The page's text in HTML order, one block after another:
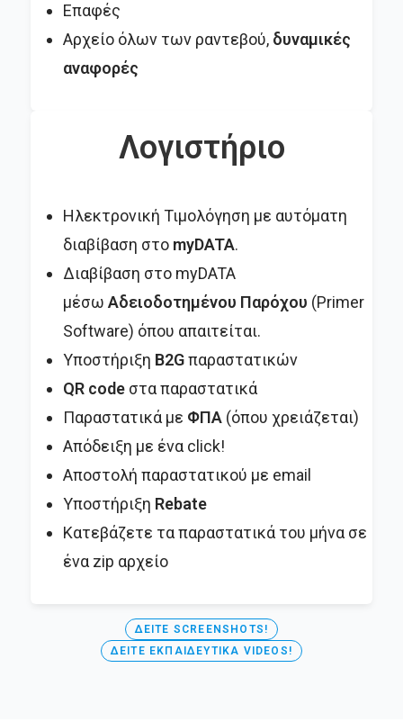
Επαφές
Αρχείο όλων των ραντεβού, δυναμικές
αναφορές
Λογιστήριο
Ηλεκτρονική Τιμολόγηση με αυτόματη
διαβίβαση στο myDATA.
Διαβίβαση στο myDATA
μέσω Αδειοδοτημένου Παρόχου (Primer
Software) όπου απαιτείται.
Υποστήριξη B2Gπαραστατικών
QR code στα παραστατικά
Παραστατικά με ΦΠΑ (όπου χρειάζεται)
Απόδειξη με ένα click!
Αποστολή παραστατικού με email
Υποστήριξη Rebate
Κατεβάζετε τα παραστατικά του μήνα σε
ένα zip αρχείο
ΔΕΊΤΕ SCREENSHOTS!
ΔΕΊΤΕ ΕΚΠΑΙΔΕΥΤΙΚΆ VIDEOS!